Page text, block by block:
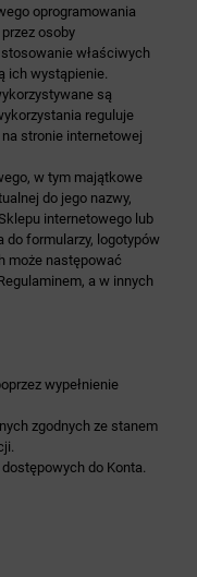
oprogramowania
osoby
właściwych
ich wystąpienie.
są
reguluje
stronie internetowej
w tym majątkowe
do jego nazwy,
internetowego lub
do formularzy, logotypów
może następować
a w innych
wypełnienie
zgodnych ze stanem
do Konta.